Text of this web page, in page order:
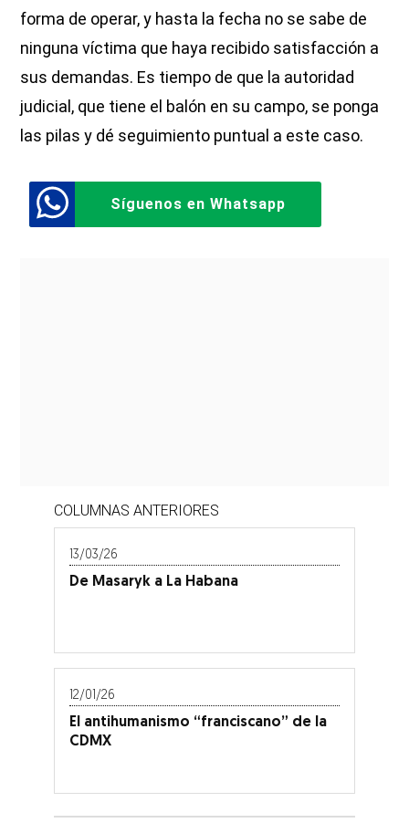
forma de operar, y hasta la fecha no se sabe de
ninguna víctima que haya recibido satisfacción a
sus demandas. Es tiempo de que la autoridad
judicial, que tiene el balón en su campo, se ponga
las pilas y dé seguimiento puntual a este caso.
Síguenos en Whatsapp
COLUMNAS ANTERIORES
13/03/26
De Masaryk a La Habana
12/01/26
El antihumanismo “franciscano” de la
CDMX